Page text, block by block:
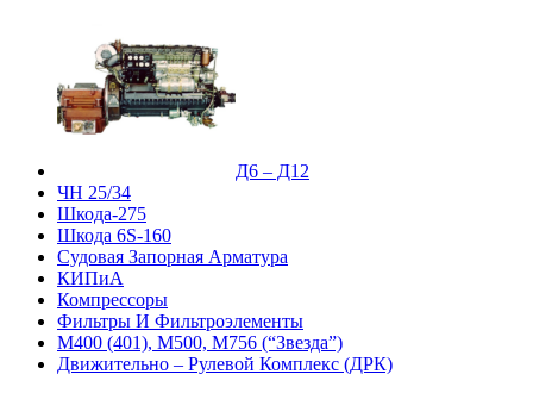
Д6 – Д12
ЧН 25/34
Шкода-275
Шкода 6S-160
Судовая Запорная Арматура
КИПиА
Компрессоры
Фильтры И Фильтроэлементы
М400 (401), М500, М756 (“Звезда”)
Движительно – Рулевой Комплекс (ДРК)